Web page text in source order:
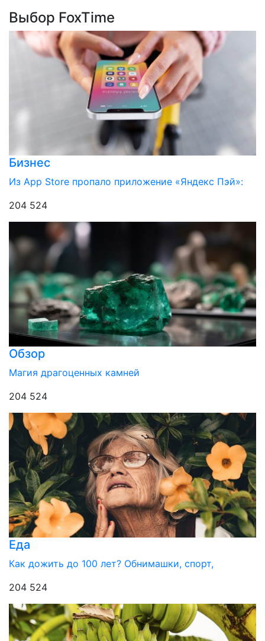
Выбор FoxTime
Бизнес
Из App Store пропало приложение «Яндекс Пэй»:
204 524
Обзор
Магия драгоценных камней
204 524
Еда
Как дожить до 100 лет? Обнимашки, спорт,
204 524